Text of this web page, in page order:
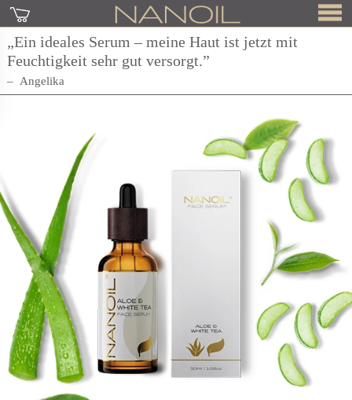
„Ein ideales Serum – meine Haut ist jetzt mit
Feuchtigkeit sehr gut versorgt.”
Angelika